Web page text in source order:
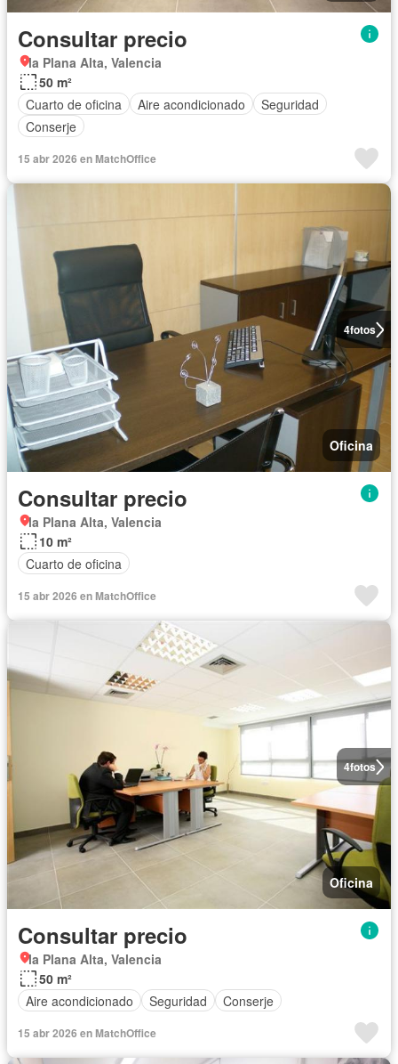
Consultar precio
la Plana Alta, Valencia
50 m²
Cuarto de oficina
Aire acondicionado
Seguridad
Conserje
15 abr 2026 en MatchOffice
4fotos
Oficina
Consultar precio
la Plana Alta, Valencia
10 m²
Cuarto de oficina
15 abr 2026 en MatchOffice
4fotos
Oficina
Consultar precio
la Plana Alta, Valencia
50 m²
Aire acondicionado
Seguridad Conserje
15 abr 2026 en MatchOffice